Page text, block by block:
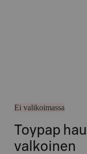
Ei valikoimassa
Toypap
valkoinen